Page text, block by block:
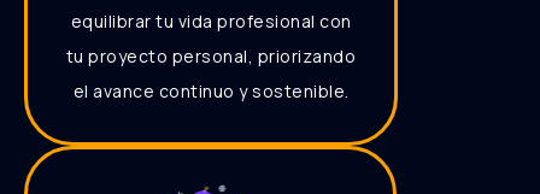
equilibrar tu vida profesional con
tu proyecto personal, priorizando
el avance continuo y sostenible.